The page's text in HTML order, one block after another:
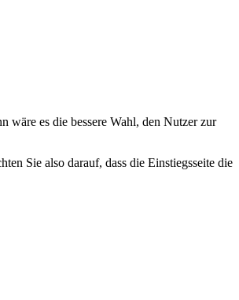
wäre es die bessere Wahl, den Nutzer zur
Sie also darauf, dass die Einstiegsseite die